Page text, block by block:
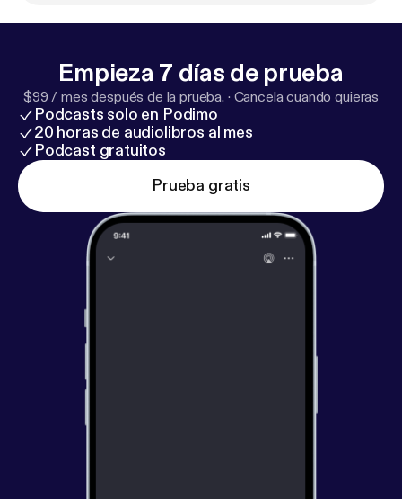
Empieza 7 días de prueba
$99 / mes después de la prueba. · Cancela cuando quieras
Podcasts solo en Podimo
20 horas de audiolibros al mes
Podcast gratuitos
Prueba gratis